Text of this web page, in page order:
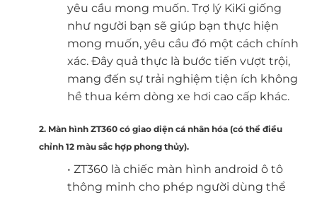
yêu cầu mong muốn. Trợ lý KiKi giống
như người bạn sẽ giúp bạn thực hiện
mong muốn, yêu cầu đó một cách chính
xác. Đây quả thực là bước tiến vượt trội,
mang đến sự trải nghiệm tiện ích không
hề thua kém dòng xe hơi cao cấp khác.
2. Màn hình ZT360 có giao diện cá nhân hóa (có thể điều
chỉnh 12 màu sắc hợp phong thủy).
• ZT360 là chiếc màn hình android ô tô
thông minh cho phép người dùng thể